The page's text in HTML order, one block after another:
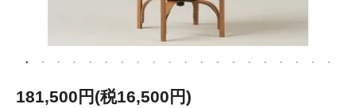
181,500円(税16,500円)